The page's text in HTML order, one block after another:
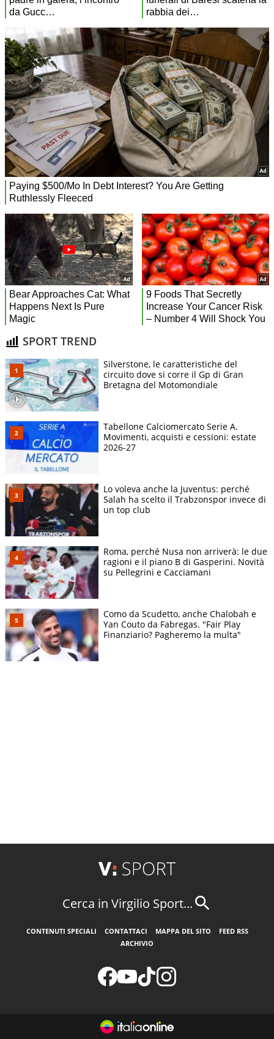
SPORT TREND
Silverstone, le caratteristiche del
circuito dove si corre il Gp di Gran
Bretagna del Motomondiale
Tabellone Calciomercato Serie A.
Movimenti, acquisti e cessioni: estate
2026-27
Lo voleva anche la Juventus: perché
Salah ha scelto il Trabzonspor invece di
un top club
Roma, perché Nusa non arriverà: le due
ragioni e il piano B di Gasperini. Novità
su Pellegrini e Cacciamani
Como da Scudetto, anche Chalobah e
Yan Couto da Fabregas. "Fair Play
Finanziario? Pagheremo la multa"
Cerca in Virgilio Sport...
CONTENUTI SPECIALI CONTATTACI MAPPA DEL SITO
FEED RSS
ARCHIVIO